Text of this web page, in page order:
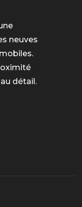
neuves
détail.